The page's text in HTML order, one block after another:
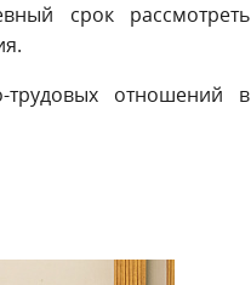
срок рассмотреть
трудовых отношений в